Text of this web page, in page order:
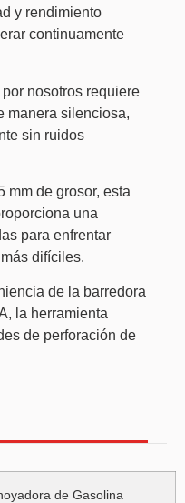
y rendimiento
continuamente
nosotros requiere
manera silenciosa,
sin ruidos
mm de grosor, esta
una
para enfrentar
difíciles.
de la barredora
la herramienta
de perforación de
de Gasolina